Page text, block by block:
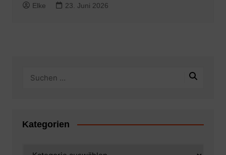
Elke 23. Juni 2026
Kategorien